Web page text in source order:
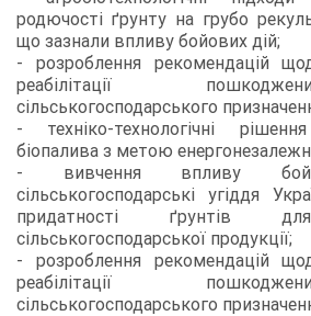
родючості ґрунту на грубо
що зазнали впливу бойових дій;
- розроблення рекомендацій
реабілітації
сільськогосподарського
- техніко-технологічні
біопалива з метою
- вивчення впливу
сільськогосподарські угіддя
придатності ґрунтів
сільськогосподарської продукції;
- розроблення рекомендацій
реабілітації
сільськогосподарського